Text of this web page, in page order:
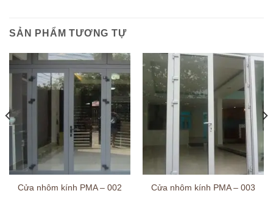
SẢN PHẨM TƯƠNG TỰ
Cửa nhôm kính PMA – 002 Cửa nhôm kính PMA – 003